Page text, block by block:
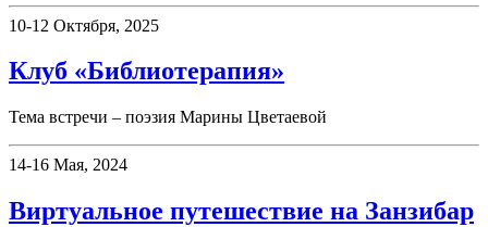
10-12 Октября, 2025
Клуб «Библиотерапия»
Тема встречи – поэзия Марины Цветаевой
14-16 Мая, 2024
Виртуальное путешествие на Занзибар